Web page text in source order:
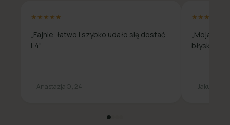
★★★★★
„Fajnie, łatwo i szybko udało się dostać
L4"
— Anastazja O., 24
★★★★★
„Moja
— Jakub L., 31